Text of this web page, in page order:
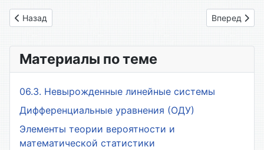
Предыдущий: 01. Натуральные, целые и рациональные
Назад Следующий:
Вперед
Материалы по теме
06.3. Невырожденные линейные системы
Дифференциальные уравнения (ОДУ)
Элементы теории вероятности и
математической статистики